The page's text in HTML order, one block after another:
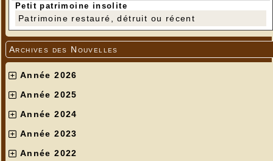
Petit patrimoine insolite
Patrimoine restauré, détruit ou récent
Archives des Nouvelles
Année 2026
Année 2025
Année 2024
Année 2023
Année 2022